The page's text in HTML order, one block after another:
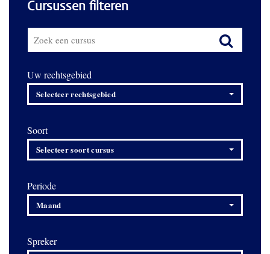
Cursussen filteren
Uw rechtsgebied
Selecteer rechtsgebied
Soort
Selecteer soort cursus
Periode
Maand
Spreker